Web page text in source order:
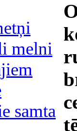
melni
samta